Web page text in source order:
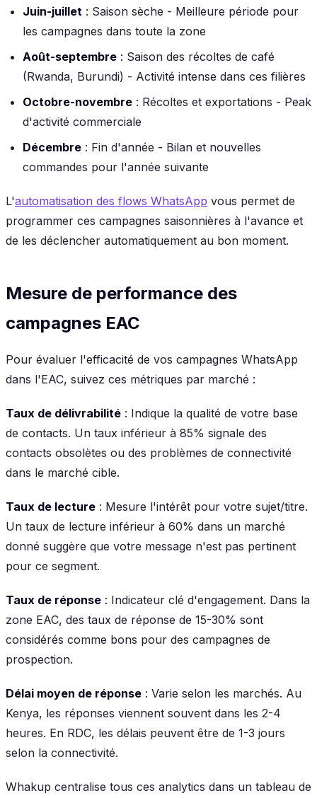
Juin-juillet : Saison sèche - Meilleure période pour
les campagnes dans toute la zone
Août-septembre : Saison des récoltes de café
(Rwanda, Burundi) - Activité intense dans ces filières
Octobre-novembre : Récoltes et exportations - Peak
d'activité commerciale
Décembre : Fin d'année - Bilan et nouvelles
commandes pour l'année suivante
L'automatisation des flows WhatsApp vous permet de
programmer ces campagnes saisonnières à l'avance et
de les déclencher automatiquement au bon moment.
Mesure de performance des
campagnes EAC
Pour évaluer l'efficacité de vos campagnes WhatsApp
dans l'EAC, suivez ces métriques par marché :
Taux de délivrabilité : Indique la qualité de votre base
de contacts. Un taux inférieur à 85% signale des
contacts obsolètes ou des problèmes de connectivité
dans le marché cible.
Taux de lecture : Mesure l'intérêt pour votre sujet/titre.
Un taux de lecture inférieur à 60% dans un marché
donné suggère que votre message n'est pas pertinent
pour ce segment.
Taux de réponse : Indicateur clé d'engagement. Dans la
zone EAC, des taux de réponse de 15-30% sont
considérés comme bons pour des campagnes de
prospection.
Délai moyen de réponse : Varie selon les marchés. Au
Kenya, les réponses viennent souvent dans les 2-4
heures. En RDC, les délais peuvent être de 1-3 jours
selon la connectivité.
Whakup centralise tous ces analytics dans un tableau de